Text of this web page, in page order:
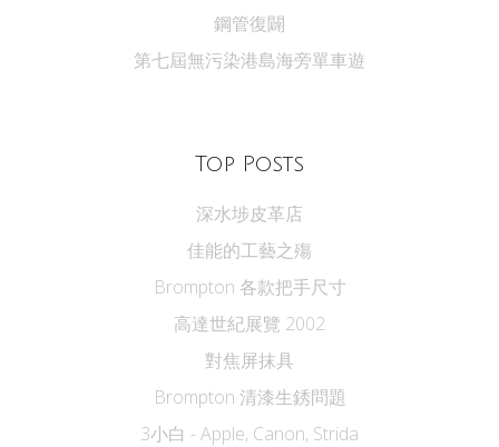
鋼管復闢
第七屆無污染港島海旁單車遊
Top Posts
深水埗皮革店
佳能的工藝之殤
Brompton 各款把手尺寸
高達世紀展覽 2002
對焦屏抹具
Brompton 清漆生銹問題
3小白 - Apple, Canon, Strida